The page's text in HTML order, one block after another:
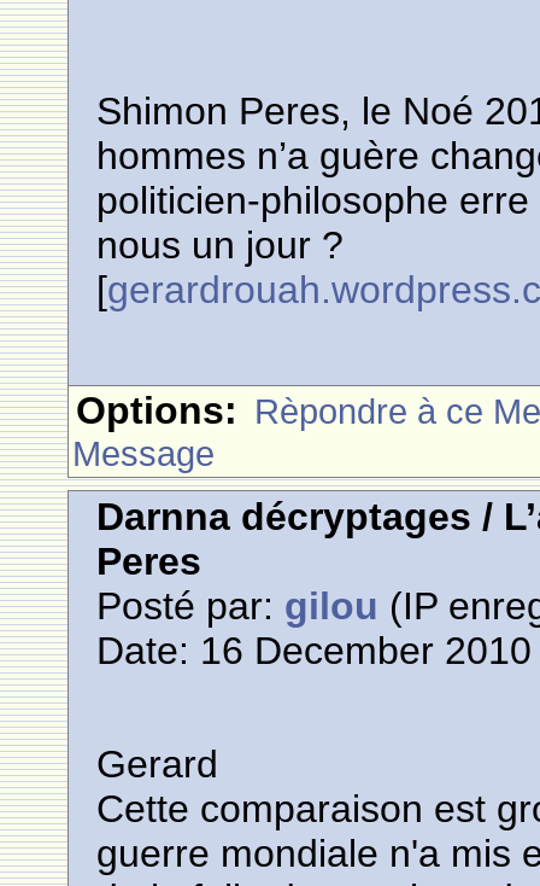
Shimon Peres, le Noé
hommes n’a guère
politicien-philosophe
nous un jour ?
[
Options: Rèpondre à ce
Message
Darnna décryptages /
Peres
Posté par: gilou (IP
Date: 16 December
Gerard
Cette comparaison est
guerre mondiale n'a mis